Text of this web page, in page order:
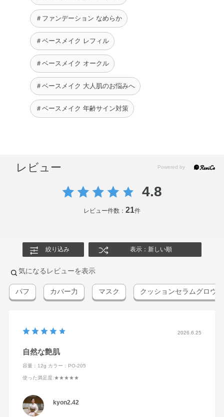
＃ファンデーション なめらか
＃ベースメイク レフィル
＃ベースメイク オークル
＃ベースメイク 大人肌のお悩みへ
＃ベースメイク 年齢サイン対策
レビュー
4.8
レビュー件数： 21件
絞り込み 表示：新しい順
気になるレビューを表示
パフ カバー力 マスク クッションセラムグロウ
2026.6.25
自然な艶肌
容量：12g カラー：PO-205
使った満足度:★★★★★
kyon2.42